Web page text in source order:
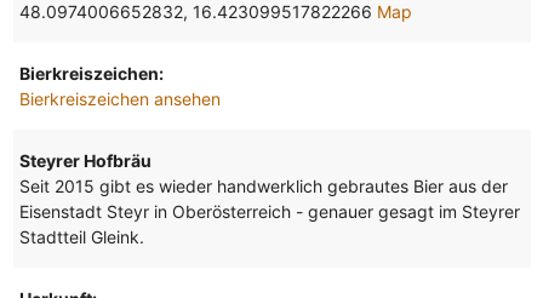
48.0974006652832, 16.423099517822266 Map
Bierkreiszeichen:
Bierkreiszeichen ansehen
Steyrer Hofbräu
Seit 2015 gibt es wieder handwerklich gebrautes Bier aus der
Eisenstadt Steyr in Oberösterreich - genauer gesagt im Steyrer
Stadtteil Gleink.